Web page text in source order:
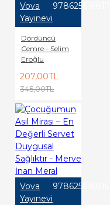
Vova
Yayınevi
9786256168176
Dördüncü
Cemre - Selim
Eroğlu
207,00TL
345,00TL
Vova
Yayınevi
9786256168169